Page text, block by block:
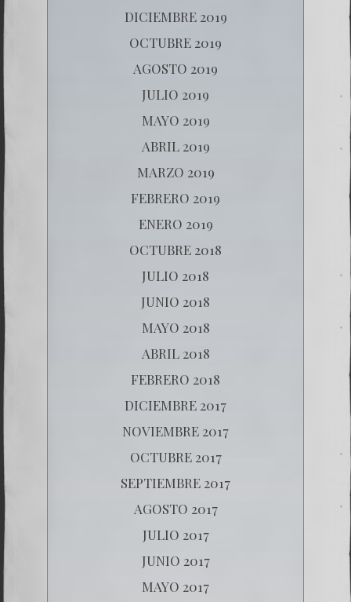
DICIEMBRE 2019
OCTUBRE 2019
AGOSTO 2019
JULIO 2019
MAYO 2019
ABRIL 2019
MARZO 2019
FEBRERO 2019
ENERO 2019
OCTUBRE 2018
JULIO 2018
JUNIO 2018
MAYO 2018
ABRIL 2018
FEBRERO 2018
DICIEMBRE 2017
NOVIEMBRE 2017
OCTUBRE 2017
SEPTIEMBRE 2017
AGOSTO 2017
JULIO 2017
JUNIO 2017
MAYO 2017